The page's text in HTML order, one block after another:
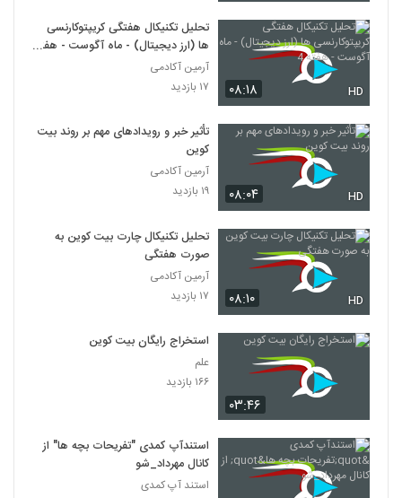
۰۸:۱۸ HD
تحلیل تکنیکال هفتگی کریپتوکارنسی
ها (ارز دیجیتال) - ماه آگوست - هفته
4
آرمین آکادمی
۱۷ بازدید
۰۸:۰۴ HD
تأثیر خبر و رویدادهای مهم بر روند بیت
کوین
آرمین آکادمی
۱۹ بازدید
۰۸:۱۰ HD
تحلیل تکنیکال چارت بیت کوین به
صورت هفتگی
آرمین آکادمی
۱۷ بازدید
۰۳:۴۶
استخراج رایگان بیت کوین
علم
۱۶۶ بازدید
استندآپ کمدی "تفریحات بچه ها" از
کانال مهرداد_شو
استند آپ کمدی